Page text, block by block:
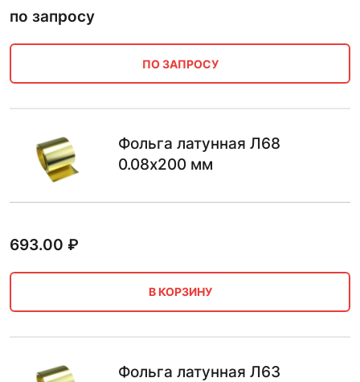
по запросу
ПО ЗАПРОСУ
Фольга латунная Л68
0.08х200 мм
693.00 ₽
В КОРЗИНУ
Фольга латунная Л63